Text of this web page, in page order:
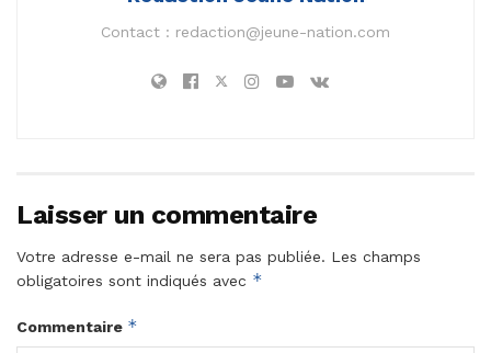
Contact : redaction@jeune-nation.com
Laisser un commentaire
Votre adresse e-mail ne sera pas publiée. Les champs
obligatoires sont indiqués avec *
Commentaire *